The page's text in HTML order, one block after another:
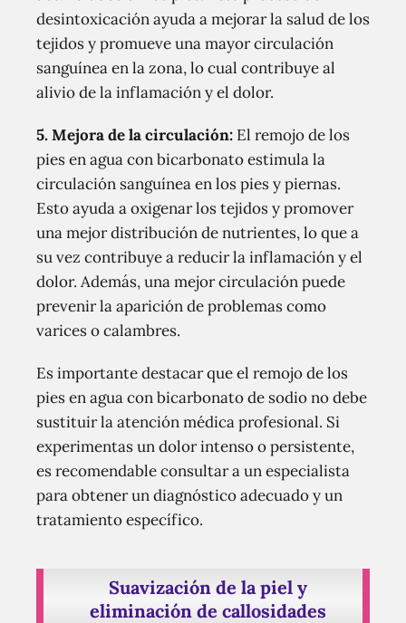
desintoxicación ayuda a mejorar la salud de los
tejidos y promueve una mayor circulación
sanguínea en la zona, lo cual contribuye al
alivio de la inflamación y el dolor.
5.Mejora de la circulación: El remojo de los
pies en agua con bicarbonato estimula la
circulación sanguínea en los pies y piernas.
Esto ayuda a oxigenar los tejidos y promover
una mejor distribución de nutrientes, lo que a
su vez contribuye a reducir la inflamación y el
dolor. Además, una mejor circulación puede
prevenir la aparición de problemas como
varices o calambres.
Es importante destacar que el remojo de los
pies en agua con bicarbonato de sodio no debe
sustituir la atención médica profesional. Si
experimentas un dolor intenso o persistente,
es recomendable consultar a un especialista
para obtener un diagnóstico adecuado y un
tratamiento específico.
Suavización de la piel y
eliminación de callosidades